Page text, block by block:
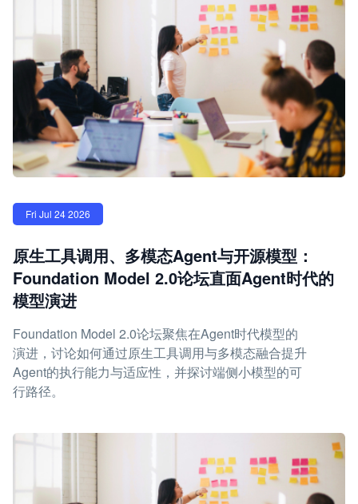
Fri Jul 24 2026
原生工具调用、多模态Agent与开源模型：
Foundation Model 2.0论坛直面Agent时代的
模型演进
Foundation Model 2.0论坛聚焦在Agent时代模型的
演进，讨论如何通过原生工具调用与多模态融合提升
Agent的执行能力与适应性，并探讨端侧小模型的可
行路径。